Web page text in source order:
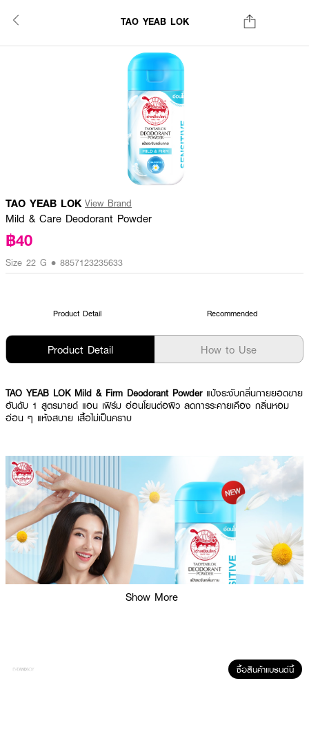
TAO YEAB LOK
TAO YEAB LOK View Brand
Mild & Care Deodorant Powder
฿40
Size 22 G • 8857123235633
Product Detail Recommended
Product Detail How to Use
TAO YEAB LOK Mild & Firm Deodorant Powder แป้งระงับกลิ่นกายยอดขาย
อันดับ 1 สูตรมายด์ แอน เฟิร์ม อ่อนโยนต่อผิว ลดการระคายเคือง กลิ่นหอม
อ่อน ๆ แห้งสบาย เสื้อไม่เป็นคราบ
Show More
ซื้อสินค้าแบรนด์นี้